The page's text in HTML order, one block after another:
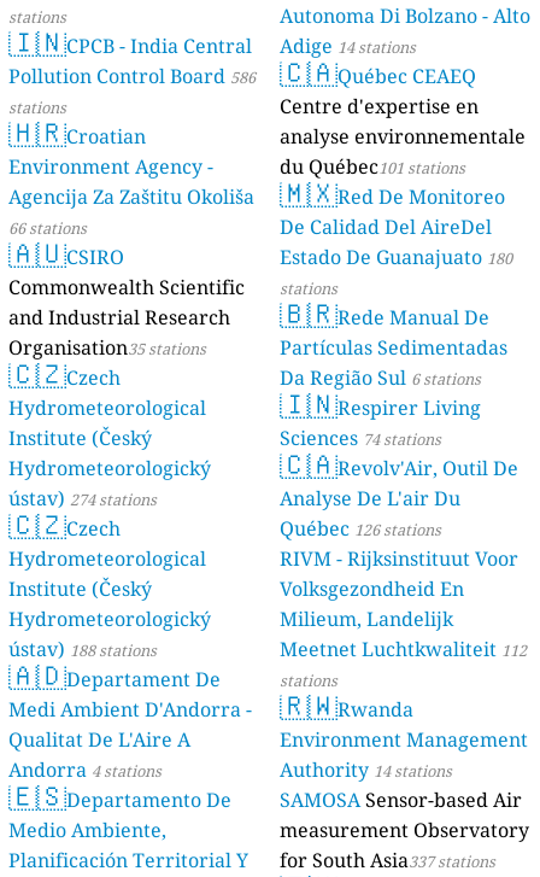
stations
🇮🇳CPCB - India Central
Pollution Control Board 586
stations
🇭🇷Croatian
Environment Agency -
Agencija Za Zaštitu Okoliša
66 stations
🇦🇺CSIRO
Commonwealth Scientific
and Industrial Research
Organisation35 stations
🇨🇿Czech
Hydrometeorological
Institute (Český
Hydrometeorologický
ústav) 274 stations
🇨🇿Czech
Hydrometeorological
Institute (Český
Hydrometeorologický
ústav) 188 stations
🇦🇩Departament De
Medi Ambient D'Andorra -
Qualitat De L'Aire A
Andorra 4 stations
🇪🇸Departamento De
Medio Ambiente,
Planificación Territorial Y
Autonoma Di Bolzano - Alto
Adige 14 stations
🇨🇦Québec CEAEQ
Centre d'expertise en
analyse environnementale
du Québec101 stations
🇲🇽Red De Monitoreo
De Calidad Del AireDel
Estado De Guanajuato 180
stations
🇧🇷Rede Manual De
Partículas Sedimentadas
Da Região Sul 6 stations
🇮🇳Respirer Living
Sciences 74 stations
🇨🇦Revolv'Air, Outil De
Analyse De L'air Du
Québec 126 stations
RIVM - Rijksinstituut Voor
Volksgezondheid En
Milieum, Landelijk
Meetnet Luchtkwaliteit 112
stations
🇷🇼Rwanda
Environment Management
Authority 14 stations
SAMOSASensor-based Air
measurement Observatory
for South Asia337 stations